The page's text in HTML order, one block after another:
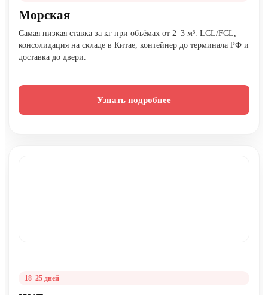
Морская
Самая низкая ставка за кг при объёмах от 2–3 м³. LCL/FCL,
консолидация на складе в Китае, контейнер до терминала РФ и
доставка до двери.
Узнать подробнее
18–25 дней